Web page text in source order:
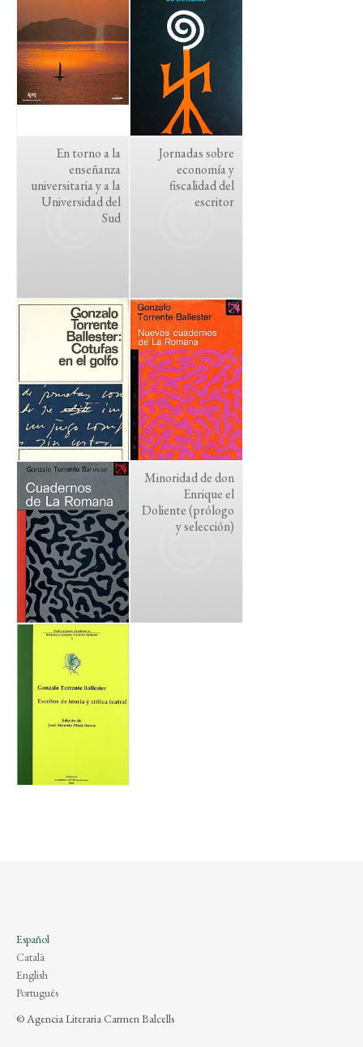
En torno a la
enseñanza
universitaria y a la
Universidad del
Sud
Jornadas sobre
economía y
fiscalidad del
escritor
Minoridad de don
Enrique el
Doliente (prólogo
y selección)
Español
Català
English
Português
© Agencia Literaria Carmen Balcells